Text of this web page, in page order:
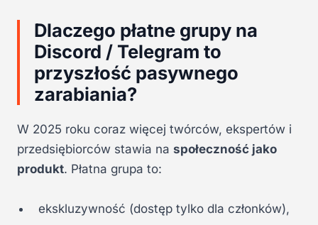
Dlaczego płatne grupy na
Discord / Telegram to
przyszłość pasywnego
zarabiania?
W 2025 roku coraz więcej twórców, ekspertów i
przedsiębiorców stawia na społeczność jako
produkt. Płatna grupa to:
ekskluzywność (dostęp tylko dla członków),